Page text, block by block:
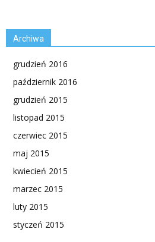
Archiwa
grudzień 2016
październik 2016
grudzień 2015
listopad 2015
czerwiec 2015
maj 2015
kwiecień 2015
marzec 2015
luty 2015
styczeń 2015